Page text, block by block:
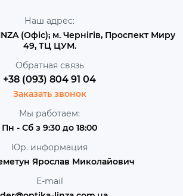
Наш адрес:
(Офіс); м. Чернігів, Проспект Миру
49, ТЦ ЦУМ.
Обратная связь
+38 (093) 804 91 04
Заказать звонок
Мы работаем:
Пн - Сб з 9:30 до 18:00
Юр. информация
Ярослав Миколайович
E-mail